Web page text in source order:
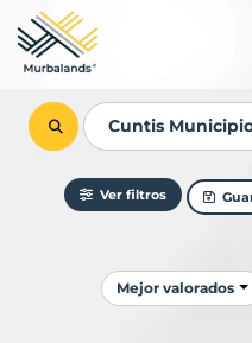
Ver filtros
Ordenar resultados
Mejor valorados